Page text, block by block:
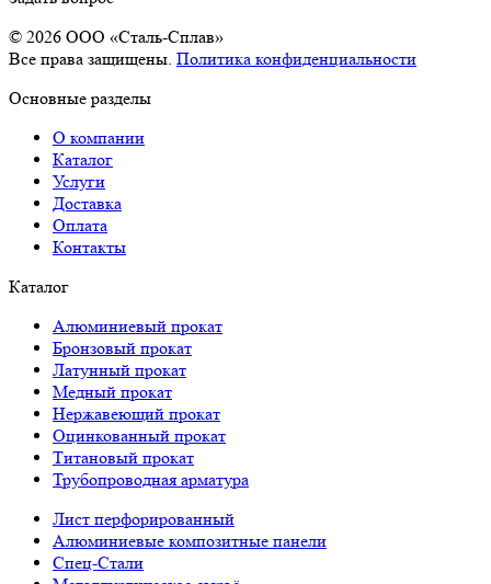
© 2026 OOO «Сталь-Сплав»
Все права защищены. Политика конфиденциальности
Основные разделы
О компании
Каталог
Услуги
Доставка
Оплата
Контакты
Каталог
Алюминиевый прокат
Бронзовый прокат
Латунный прокат
Медный прокат
Нержавеющий прокат
Оцинкованный прокат
Титановый прокат
Трубопроводная арматура
Лист перфорированный
Алюминиевые композитные панели
Спец-Стали